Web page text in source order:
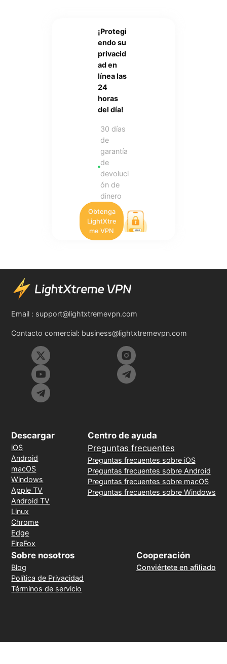
¡Protegi
endo su
privacid
ad en
línea las
24
horas
del día!
30 días
de
garantía
de
devoluci
ón de
dinero
Obtenga
LightXtre
me VPN
Email : support@lightxtremevpn.com
Contacto comercial: business@lightxtremevpn.com
Descargar
iOS
Android
macOS
Windows
Apple TV
Android TV
Linux
Chrome
Edge
FireFox
Centro de ayuda
Preguntas frecuentes
Preguntas frecuentes sobre iOS
Preguntas frecuentes sobre Android
Preguntas frecuentes sobre macOS
Preguntas frecuentes sobre Windows
Sobre nosotros
Blog
Política de Privacidad
Términos de servicio
Cooperación
Conviértete en afiliado